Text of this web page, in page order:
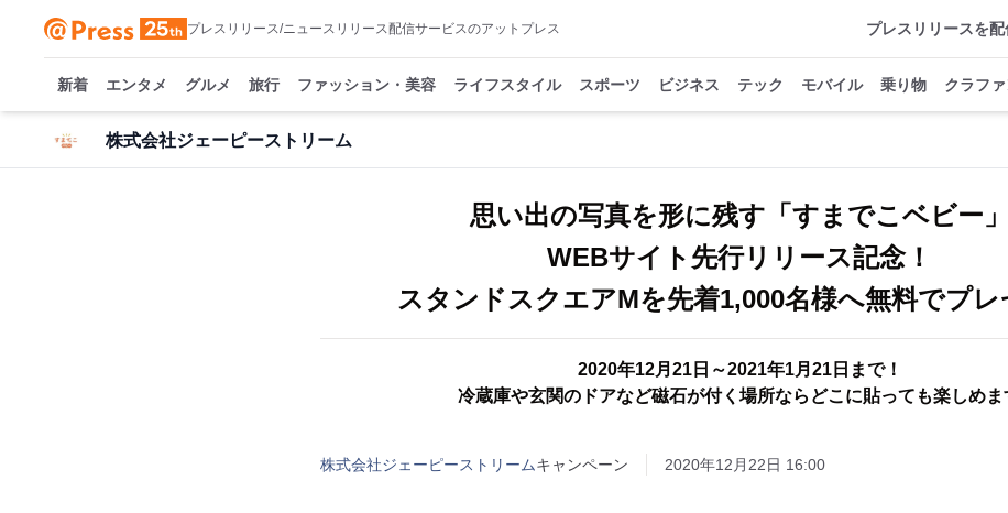
プレスリリース/ニュースリリース配信サービスのアットプレス プレスリリースを配
新着 エンタメ グルメ 旅行 ファッション・美容 ライフスタイル スポーツ ビジネス テック モバイル 乗り物 クラフ
株式会社ジェーピーストリーム
思い出の写真を形に残す「すまでこベビー」
WEBサイト先行リリース記念！
スタンドスクエアMを先着1,000名様へ無料でプレ
2020年12月21日～2021年1月21日まで！
冷蔵庫や玄関のドアなど磁石が付く場所ならどこに貼っても楽しめま
株式会社ジェーピーストリームキャンペーン 2020年12月22日 16:00